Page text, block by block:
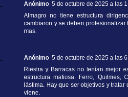
Anónimo 5 de octubre de 2025 a las
Almagro no tiene estructura
cambiaron y se deben
mas.
Anónimo 5 de octubre de 2025 a las
Riestra y Barracas no tenían mejor
estructura mafiosa. Ferro, Quilmes,
lástima. Hay que ser objetivos y
viene.